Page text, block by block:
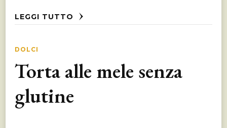
LEGGI TUTTO
DOLCI
Torta alle mele senza
glutine